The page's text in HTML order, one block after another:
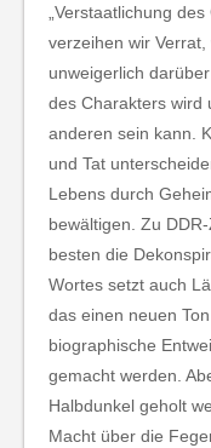
„Verstaatlichung
verzeihen wir
unweigerlich
des Charakters wird
anderen sein kann.
und Tat
Lebens durch
bewältigen. Zu
besten die
Wortes setzt auch
das einen neuen
biographische
gemacht werden.
Halbdunkel geholt
Macht über die